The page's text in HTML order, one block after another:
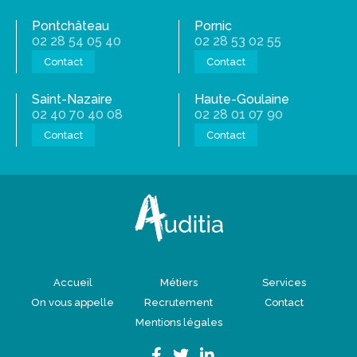
Pontchâteau
02 28 54 05 40
Contact
Pornic
02 28 53 02 55
Contact
Saint-Nazaire
02 40 70 40 08
Contact
Haute-Goulaine
02 28 01 07 90
Contact
Accueil Métiers
Services
On vous appelle
Recrutement
Contact
Mentions légales